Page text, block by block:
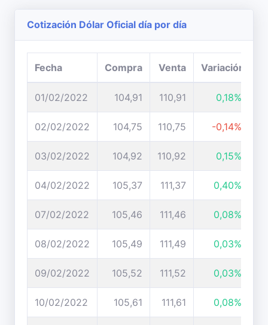
Cotización Dólar Oficial día por día
Fecha Compra Venta Variación
01/02/2022 104,91 110,91 0,18%
02/02/2022 104,75 110,75 -0,14%
03/02/2022 104,92 110,92 0,15%
04/02/2022 105,37 111,37 0,40%
07/02/2022 105,46 111,46 0,08%
08/02/2022 105,49 111,49 0,03%
09/02/2022 105,52 111,52 0,03%
10/02/2022 105,61 111,61 0,08%